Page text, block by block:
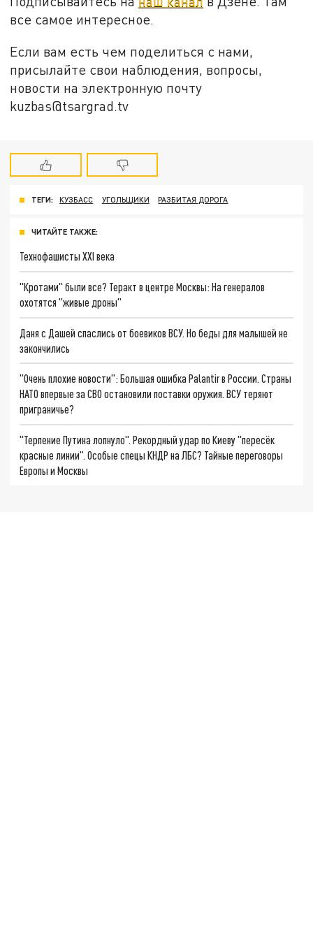
все самое интересное.
Если вам есть чем поделиться с нами,
присылайте свои наблюдения, вопросы,
новости на электронную почту
kuzbas@tsargrad.tv
ТЕГИ: КУЗБАСС УГОЛЬЩИКИ РАЗБИТАЯ ДОРОГА
ЧИТАЙТЕ ТАКЖЕ:
Технофашисты XXI века
"Кротами" были все? Теракт в центре Москвы: На генералов
охотятся "живые дроны"
Даня с Дашей спаслись от боевиков ВСУ. Но беды для малышей не
закончились
"Очень плохие новости": Большая ошибка Palantir в России. Страны
НАТО впервые за СВО остановили поставки оружия. ВСУ теряют
приграничье?
"Терпение Путина лопнуло". Рекордный удар по Киеву "пересёк
красные линии". Особые спецы КНДР на ЛБС? Тайные переговоры
Европы и Москвы